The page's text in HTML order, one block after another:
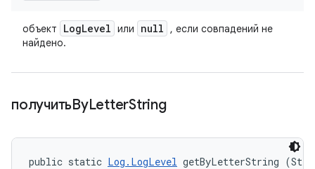
объект LogLevel или null
, если совпадений не
найдено.
получитьByLetterString
public static Log.LogLevel getByLetterString